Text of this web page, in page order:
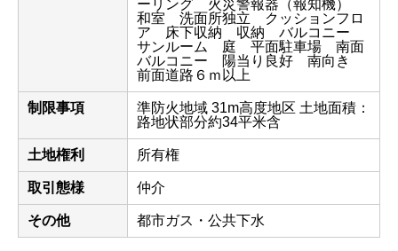
ーリング 火災警報器（報知機）
和室 洗面所独立 クッションフロ
ア 床下収納 収納 バルコニー
サンルーム 庭 平面駐車場 南面
バルコニー 陽当り良好 南向き
前面道路６ｍ以上
制限事項
準防火地域 31m高度地区 土地面積：
路地状部分約34平米含
土地権利 所有権
取引態様 仲介
その他 都市ガス・公共下水